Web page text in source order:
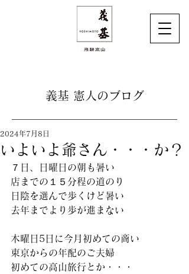
義基 憲人のブログ
いよいよ爺さん・・・か？
2024年7月8日
７日、日曜日の朝も暑い
店までの１５分程の道のり
日陰を選んで歩くけど暑い
去年までより歩が進まない
木曜日5日に今月初めての商い
東京からの年配のご夫婦
初めての高山旅行とか・・・